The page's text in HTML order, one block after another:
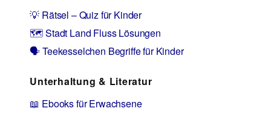
💡 Rätsel – Quiz für Kinder
🗺️ Stadt Land Fluss Lösungen
🗣️ Teekesselchen Begriffe für Kinder
Unterhaltung & Literatur
📖 Ebooks für Erwachsene